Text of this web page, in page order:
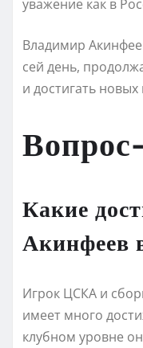
уважение как в
Владимир
сей день,
и достигать
Какие
Акинфеев
Игрок ЦСКА и
имеет много
клубном уровне